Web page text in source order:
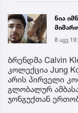
ნია
8 აგვ
ბრენდმა Calvin
კოლექცია Jung
არის პირველი
გლობალურ
ჯონგუქთან